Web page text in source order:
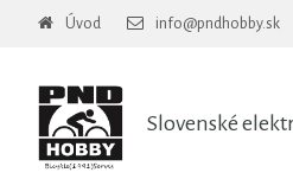
Slovenské
Úvod info@pndhobby.sk